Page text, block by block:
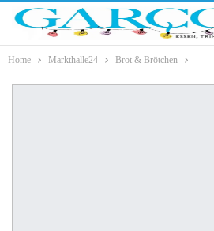
Home Markthalle24 Brot & Brötchen